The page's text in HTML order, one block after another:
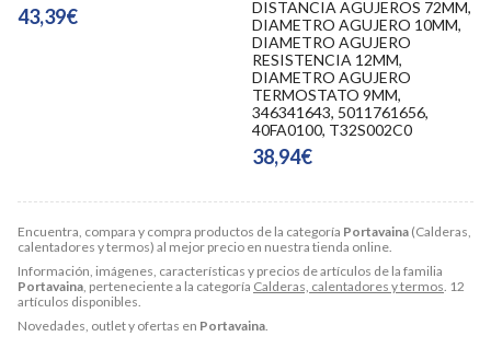
Encuentra, compara y compra productos de la categoría Portavaina (Calderas,
calentadores y termos) al mejor precio en nuestra tienda online.
Información, imágenes, características y precios de artículos de la familia
Portavaina , perteneciente a la categoría Calderas, calentadores y termos . 12
artículos disponibles.
Novedades, outlet y ofertas en Portavaina
43,39€
DISTANCIA AGUJEROS 72MM,
DIAMETRO AGUJERO 10MM,
DIAMETRO AGUJERO
RESISTENCIA 12MM,
DIAMETRO AGUJERO
TERMOSTATO 9MM,
346341643, 5011761656,
40FA0100, T32S002C0
38,94€